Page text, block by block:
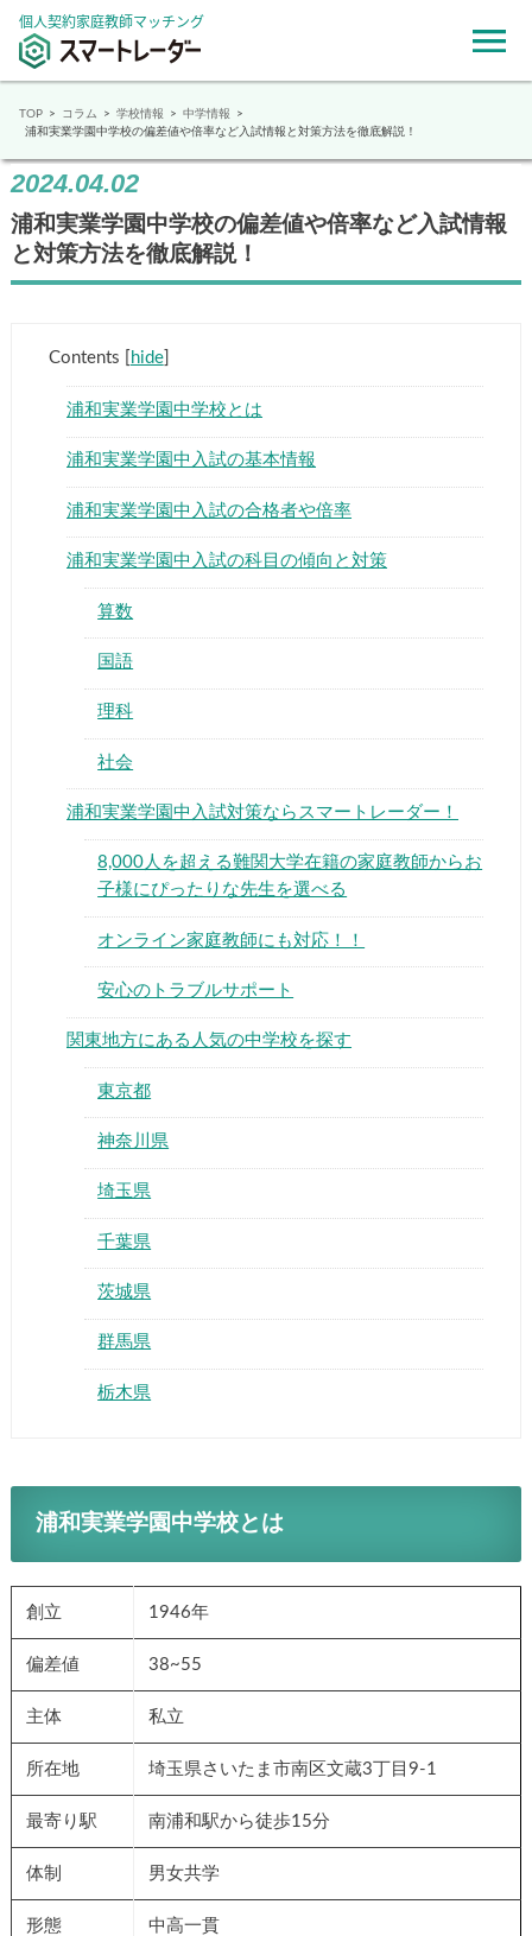
個人契約家庭教師マッチング
▶
TOP コラム 学校情報
中学情報
浦和実業学園中学校の偏差値や倍率など入試情報と対策方法を徹底解説！
2024.04.02
浦和実業学園中学校の偏差値や倍率など入試情報
と対策方法を徹底解説！
Contents hide]
浦和実業学園中学校とは
浦和実業学園中入試の基本情報
浦和実業学園中入試の合格者や倍率
浦和実業学園中入試の科目の傾向と対策
算数
国語
理科
社会
浦和実業学園中入試対策ならスマートレーダー！
8,000人を超える難関大学在籍の家庭教師からお
子様にぴったりな先生を選べる
オンライン家庭教師にも対応！！
安心のトラブルサポート
関東地方にある人気の中学校を探す
東京都
神奈川県
埼玉県
千葉県
茨城県
群馬県
栃木県
浦和実業学園中学校とは
創立 1946年
偏差値 38~55
主体 私立
所在地 埼玉県さいたま市南区文蔵3丁目9-1
最寄り駅 南浦和駅から徒歩15分
体制 男女共学
形態 中高一貫